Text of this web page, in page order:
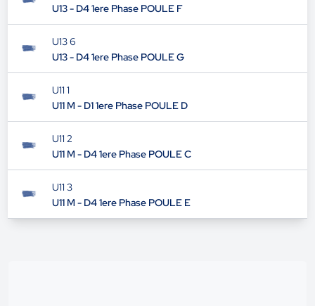
U13 - D4 1ere Phase POULE F
U13 6
U13 - D4 1ere Phase POULE G
U11 1
U11 M - D1 1ere Phase POULE D
U11 2
U11 M - D4 1ere Phase POULE C
U11 3
U11 M - D4 1ere Phase POULE E